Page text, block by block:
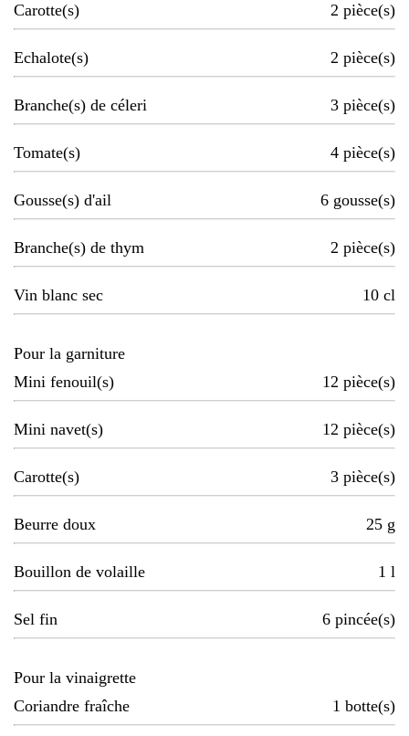
Carotte(s) 2 pièce(s)
Echalote(s) 2 pièce(s)
Branche(s) de céleri 3 pièce(s)
Tomate(s) 4 pièce(s)
Gousse(s) d'ail 6 gousse(s)
Branche(s) de thym 2 pièce(s)
Vin blanc sec 10 cl
Pour la garniture
Mini fenouil(s)
12 pièce(s)
Mini navet(s) 12 pièce(s)
Carotte(s) 3 pièce(s)
Beurre doux 25 g
Bouillon de volaille 1 l
Sel fin 6 pincée(s)
Pour la vinaigrette
Coriandre fraîche
1 botte(s)